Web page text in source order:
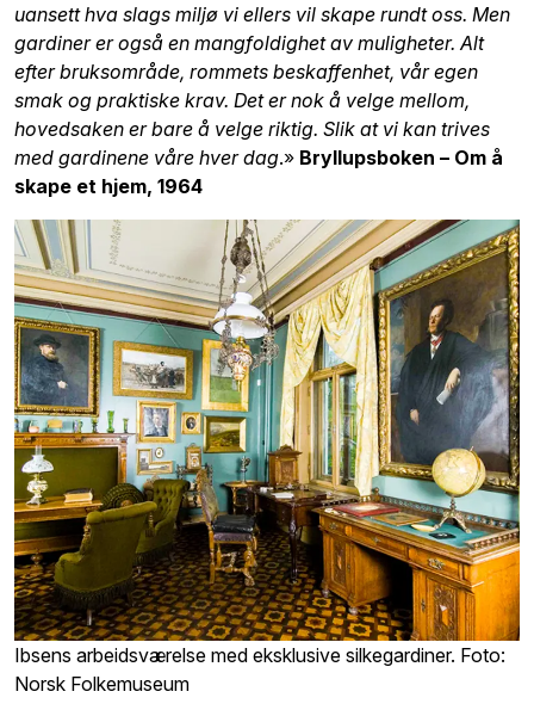
uansett hva slags miljø vi ellers vil skape rundt oss. Men
gardiner er også en mangfoldighet av muligheter. Alt
efter bruksområde, rommets beskaffenhet, vår egen
smak og praktiske krav. Det er nok å velge mellom,
hovedsaken er bare å velge riktig. Slik at vi kan trives
med gardinene våre hver dag.» Bryllupsboken – Om å
skape et hjem, 1964
Ibsens arbeidsværelse med eksklusive silkegardiner. Foto:
Norsk Folkemuseum